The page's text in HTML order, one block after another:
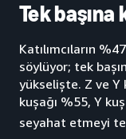
Tek başına
Katılımcıların
söylüyor; tek
yükselişte. Z ve Y
kuşağı %55, Y
seyahat etmeyi